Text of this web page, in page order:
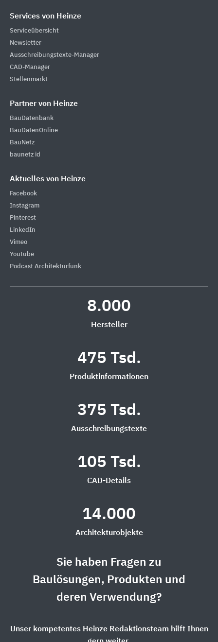
Services von Heinze
Serviceübersicht
Newsletter
Ausschreibungstexte-Manager
CAD-Manager
Stellenmarkt
Partner von Heinze
BauDatenbank
BauDatenOnline
BauNetz
baunetz id
Aktuelles von Heinze
Facebook
Instagram
Pinterest
LinkedIn
Vimeo
Youtube
Podcast Architekturfunk
8.000
Hersteller
475 Tsd.
Produktinformationen
375 Tsd.
Ausschreibungstexte
105 Tsd.
CAD-Details
14.000
Architekturobjekte
Sie haben Fragen zu
Baulösungen, Produkten und
deren Verwendung?
Unser kompetentes Heinze Redaktionsteam hilft Ihnen